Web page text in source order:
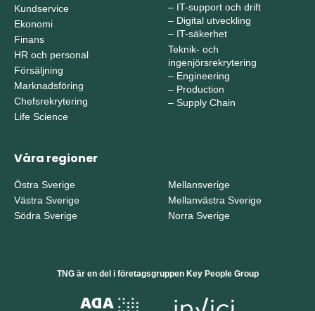
Kundservice
Ekonomi
Finans
HR och personal
Försäljning
Marknadsföring
Chefsrekrytering
Life Science
– IT-support och drift
– Digital utveckling
– IT-säkerhet
Teknik- och
ingenjörsrekrytering
– Engineering
– Production
– Supply Chain
Våra regioner
Östra Sverige
Västra Sverige
Södra Sverige
Mellansverige
Mellanvästra Sverige
Norra Sverige
TNG är en del i företagsgruppen Key People Group